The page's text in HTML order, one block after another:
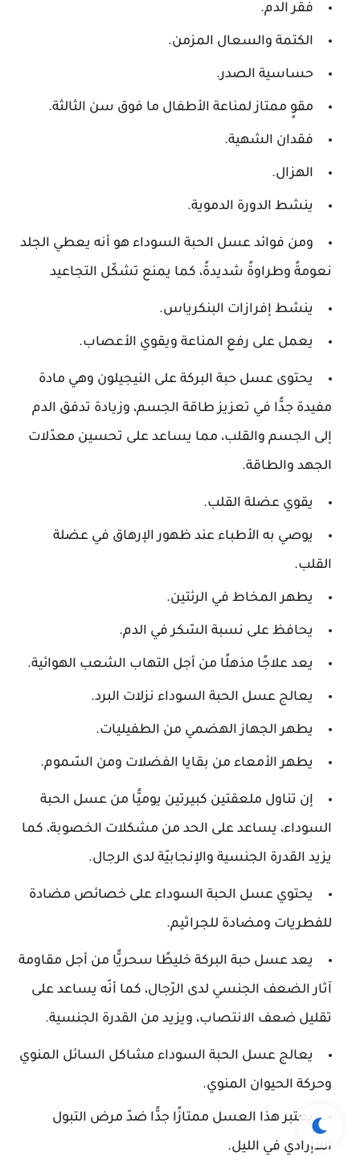
فقر الدم.
الكتمة والسعال المزمن.
حساسية الصدر.
مقوٍ ممتاز لمناعة الأطفال ما فوق سن الثالثة.
فقدان الشهية.
الهزال.
ينشط الدورة الدموية.
ومن فوائد عسل الحبة السوداء هو أنه يعطي الجلد
نعومةً وطراوةً شديدةً، كما يمنع تشكّل التجاعيد
ينشط إفرازات البنكرياس.
يعمل على رفع المناعة ويقوي الأعصاب.
يحتوى عسل حبة البركة على النيجيلون وهي مادة
مفيدة جدًّا في تعزيز طاقة الجسم، وزيادة تدفق الدم
إلى الجسم والقلب، مما يساعد على تحسين معدّلات
الجهد والطاقة.
يقوي عضلة القلب.
يوصي به الأطباء عند ظهور الإرهاق في عضلة
القلب.
يطهر المخاط في الرئتين.
يحافظ على نسبة السّكر في الدم.
يعد علاجًا مذهلًا من أجل التهاب الشعب الهوائية.
يعالج عسل الحبة السوداء نزلات البرد.
يطهر الجهاز الهضمي من الطفيليات.
يطهر الأمعاء من بقايا الفضلات ومن السّموم.
إن تناول ملعقتين كبيرتين يوميًّا من عسل الحبة
السوداء، يساعد على الحد من مشكلات الخصوبة، كما
يزيد القدرة الجنسية والإنجابيّة لدى الرجال.
يحتوي عسل الحبة السوداء على خصائص مضادة
للفطريات ومضادة للجراثيم.
يعد عسل حبة البركة خليطًا سحريًّا من أجل مقاومة
آثار الضعف الجنسي لدى الرّجال، كما أنّه يساعد على
تقليل ضعف الانتصاب، ويزيد من القدرة الجنسية.
يعالج عسل الحبة السوداء مشاكل السائل المنوي
وحركة الحيوان المنوي.
يعتبر هذا العسل ممتازًا جدًّا ضدّ مرض التبول
اللاإرادي في الليل.